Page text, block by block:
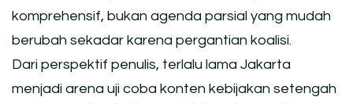
komprehensif, bukan agenda parsial yang mudah
berubah sekadar karena pergantian koalisi.
Dari perspektif penulis, terlalu lama Jakarta
menjadi arena uji coba konten kebijakan setengah